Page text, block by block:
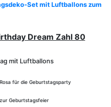
Set mit Luftballons zum
Dream Zahl 80
mit Luftballons
für die Geburtstagsparty
Geburtstagsfeier